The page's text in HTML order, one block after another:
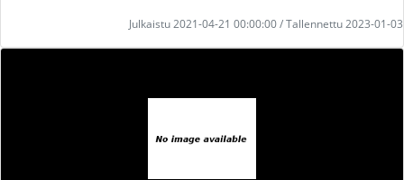
Julkaistu 2021-04-21 00:00:00 / Tallennettu 2023-01-03